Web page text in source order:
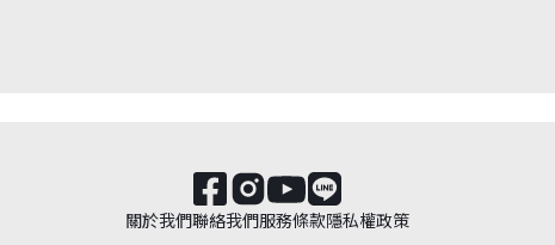
關於我們聯絡我們服務條款隱私權政策